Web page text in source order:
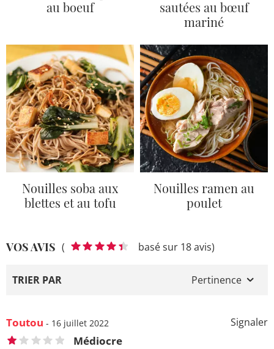
au boeuf
sautées au bœuf
mariné
Nouilles soba aux
blettes et au tofu
Nouilles ramen au
poulet
VOS AVIS ( basé sur 18 avis)
TRIER PAR Pertinence
Signaler
Toutou - 16 juillet 2022
Médiocre